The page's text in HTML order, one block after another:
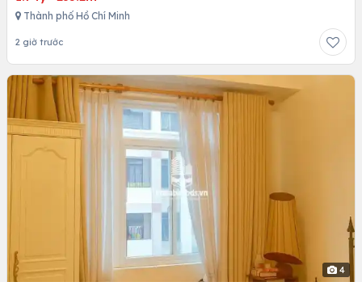
Thành phố Hồ Chí Minh
2 giờ trước
4